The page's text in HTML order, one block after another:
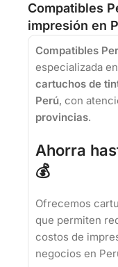
Compatibles
impresión en
Compatibles
especializada
cartuchos de
Perú, con
provincias.
Ahorra
💰
Ofrecemos
que permiten
costos de
negocios en